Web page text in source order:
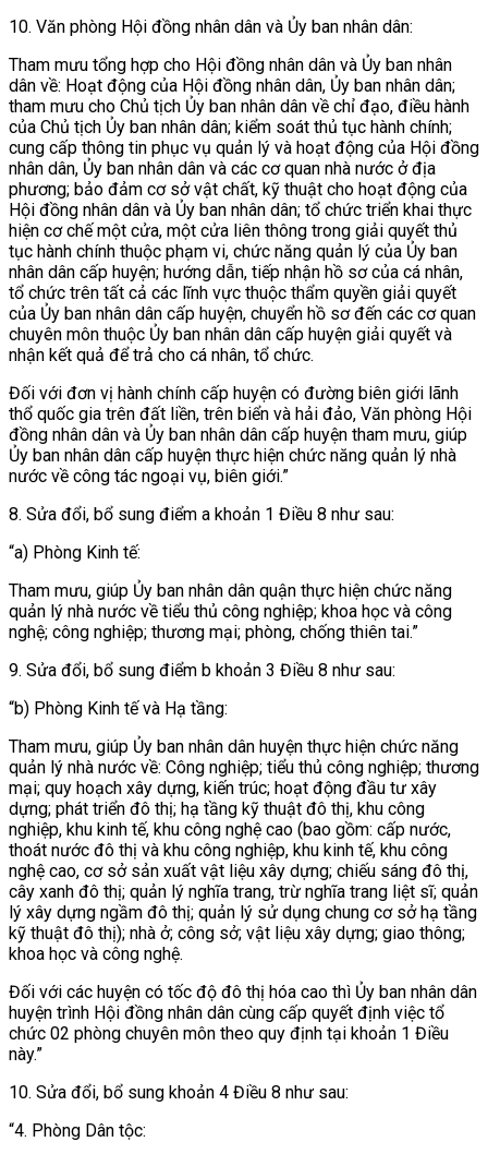
10. Văn phòng Hội đồng nhân dân và Ủy ban nhân dân:
Tham mưu tổng hợp cho Hội đồng nhân dân và Ủy ban nhân
dân về: Hoạt động của Hội đồng nhân dân, Ủy ban nhân dân;
tham mưu cho Chủ tịch Ủy ban nhân dân về chỉ đạo, điều hành
của Chủ tịch Ủy ban nhân dân; kiểm soát thủ tục hành chính;
cung cấp thông tin phục vụ quản lý và hoạt động của Hội đồng
nhân dân, Ủy ban nhân dân và các cơ quan nhà nước ở địa
phương; bảo đảm cơ sở vật chất, kỹ thuật cho hoạt động của
Hội đồng nhân dân và Ủy ban nhân dân; tổ chức triển khai thực
hiện cơ chế một cửa, một cửa liên thông trong giải quyết thủ
tục hành chính thuộc phạm vi, chức năng quản lý của Ủy ban
nhân dân cấp huyện; hướng dẫn, tiếp nhận hồ sơ của cá nhân,
tổ chức trên tất cả các lĩnh vực thuộc thẩm quyền giải quyết
của Ủy ban nhân dân cấp huyện, chuyển hồ sơ đến các cơ quan
chuyên môn thuộc Ủy ban nhân dân cấp huyện giải quyết và
nhận kết quả để trả cho cá nhân, tổ chức.
Đối với đơn vị hành chính cấp huyện có đường biên giới lãnh
thổ quốc gia trên đất liền, trên biển và hải đảo, Văn phòng Hội
đồng nhân dân và Ủy ban nhân dân cấp huyện tham mưu, giúp
Ủy ban nhân dân cấp huyện thực hiện chức năng quản lý nhà
nước về công tác ngoại vụ, biên giới.”
8. Sửa đổi, bổ sung điểm a khoản 1 Điều 8 như sau:
“a) Phòng Kinh tế:
Tham mưu, giúp Ủy ban nhân dân quận thực hiện chức năng
quản lý nhà nước về tiểu thủ công nghiệp; khoa học và công
nghệ; công nghiệp; thương mại; phòng, chống thiên tai.”
9. Sửa đổi, bổ sung điểm b khoản 3 Điều 8 như sau:
“b) Phòng Kinh tế và Hạ tầng:
Tham mưu, giúp Ủy ban nhân dân huyện thực hiện chức năng
quản lý nhà nước về: Công nghiệp; tiểu thủ công nghiệp; thương
mại; quy hoạch xây dựng, kiến trúc; hoạt động đầu tư xây
dựng; phát triển đô thị; hạ tầng kỹ thuật đô thị, khu công
nghiệp, khu kinh tế, khu công nghệ cao (bao gồm: cấp nước,
thoát nước đô thị và khu công nghiệp, khu kinh tế, khu công
nghệ cao, cơ sở sản xuất vật liệu xây dựng; chiếu sáng đô thị,
cây xanh đô thị; quản lý nghĩa trang, trừ nghĩa trang liệt sĩ; quản
lý xây dựng ngầm đô thị; quản lý sử dụng chung cơ sở hạ tầng
kỹ thuật đô thị); nhà ở; công sở; vật liệu xây dựng; giao thông;
khoa học và công nghệ.
Đối với các huyện có tốc độ đô thị hóa cao thì Ủy ban nhân dân
huyện trình Hội đồng nhân dân cùng cấp quyết định việc tổ
chức 02 phòng chuyên môn theo quy định tại khoản 1 Điều
này.”
10. Sửa đổi, bổ sung khoản 4 Điều 8 như sau:
“4. Phòng Dân tộc: